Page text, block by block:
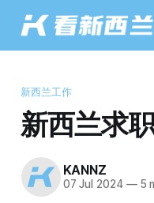
新西兰工作
新西兰求
KANNZ
07 Jul 2024 —5